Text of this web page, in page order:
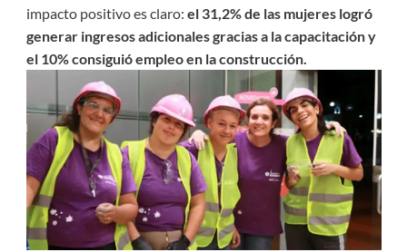
impacto positivo es claro: el 31,2% de las mujeres logró
generar ingresos adicionales gracias a la capacitación y
el 10% consiguió empleo en la construcción.